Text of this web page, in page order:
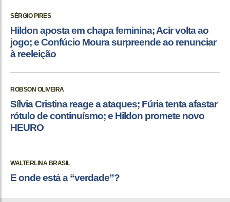
SÉRGIO PIRES
Hildon aposta em chapa feminina; Acir volta ao
jogo; e Confúcio Moura surpreende ao renunciar
à reeleição
ROBSON OLIVEIRA
Sílvia Cristina reage a ataques; Fúria tenta afastar
rótulo de continuísmo; e Hildon promete novo
HEURO
WALTERLINA BRASIL
E onde está a “verdade”?